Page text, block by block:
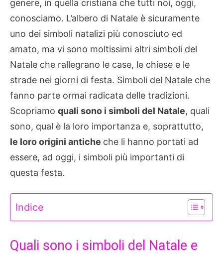
genere, in quella cristiana che tutti noi, oggi,
conosciamo. L’albero di Natale è sicuramente
uno dei simboli natalizi più conosciuto ed
amato, ma vi sono moltissimi altri simboli del
Natale che rallegrano le case, le chiese e le
strade nei giorni di festa. Simboli del Natale che
fanno parte ormai radicata delle tradizioni.
Scopriamo quali sono i simboli del Natale, quali
sono, qual è la loro importanza e, soprattutto,
le loro origini antiche che li hanno portati ad
essere, ad oggi, i simboli più importanti di
questa festa.
Indice
Quali sono i simboli del Natale e